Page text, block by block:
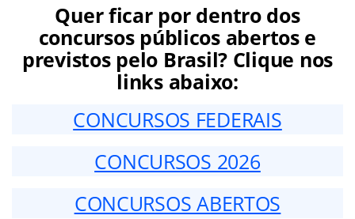
Quer ficar por dentro dos
concursos públicos abertos e
previstos pelo Brasil? Clique nos
links abaixo:
CONCURSOS FEDERAIS
CONCURSOS 2026
CONCURSOS ABERTOS